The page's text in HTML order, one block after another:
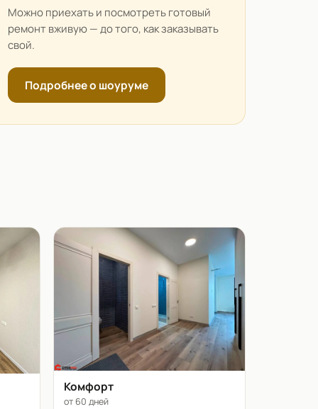
Можно приехать и посмотреть готовый
ремонт вживую — до того, как заказывать
свой.
Подробнее о шоуруме
Комфорт
от 60 дней